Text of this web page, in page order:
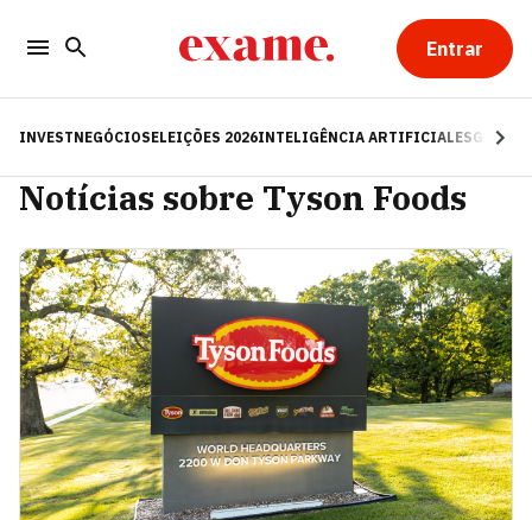
Entrar
INVESTNEGÓCIOSELEIÇÕES 2026INTELIGÊNCIA ARTIFICIALESG
Notícias sobre Tyson Foods